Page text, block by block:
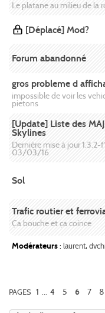
Le platane au milieu de la
[Déplacé] Mod?
Forum abandonné
gros probleme d
impossible de voir les
pietons
[Update] Liste des
Skylines
Dernière mise à jour 1.3.2-
03/03/16
Sol
Trafic routier et
Ça bouche et ça coince
Modérateurs: laurent,
PAGES 1 ... 4 5 6 7 8